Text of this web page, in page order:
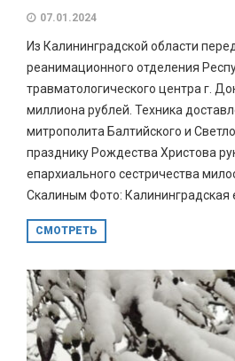
07.01.2024
Из Калининградской области
реанимационного отделения
травматологического центра г.
миллиона рублей. Техника
митрополита Балтийского и
празднику Рождества Христова
епархиального сестричества
Скалиным Фото: Калининградская
СМОТРЕТЬ